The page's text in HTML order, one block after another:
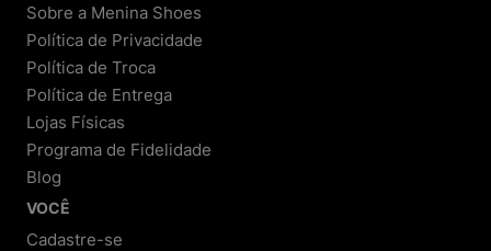
Sobre a Menina Shoes
Política de Privacidade
Política de Troca
Política de Entrega
Lojas Físicas
Programa de Fidelidade
Blog
VOCÊ
Cadastre-se